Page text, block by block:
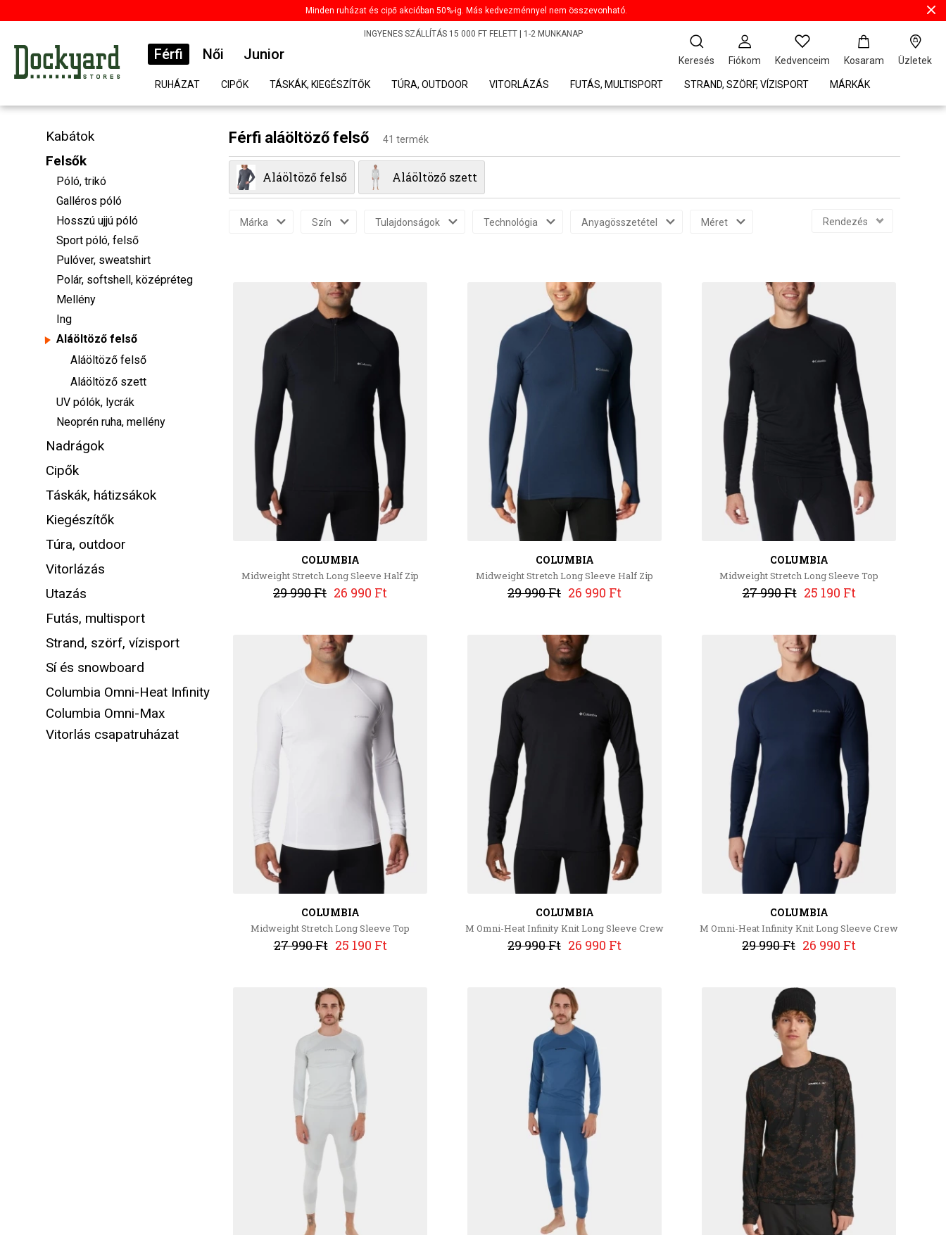
Minden ruházat és cipő akcióban 50%-ig. Más kedvezménnyel nem összevonható.
INGYENES SZÁLLÍTÁS 15 000 FT FELETT | 1-2 MUNKANAP
Férfi Női Junior
RUHÁZAT CIPŐK TÁSKÁK, KIEGÉSZÍTŐK TÚRA, OUTDOOR VITORLÁZÁS FUTÁS, MULTISPORT STRAND, SZÖRF, VÍZISPORT MÁRKÁK
Keresés Fiókom Kedvenceim Kosaram Üzletek
Kabátok
Felsők
Póló, trikó
Galléros póló
Hosszú ujjú póló
Sport póló, felső
Pulóver, sweatshirt
Polár, softshell, középréteg
Mellény
Ing
Aláöltöző felső
Aláöltöző felső
Aláöltöző szett
UV pólók, lycrák
Neoprén ruha, mellény
Nadrágok
Cipők
Táskák, hátizsákok
Kiegészítők
Túra, outdoor
Vitorlázás
Utazás
Futás, multisport
Strand, szörf, vízisport
Sí és snowboard
Columbia Omni-Heat Infinity
Columbia Omni-Max
Vitorlás csapatruházat
Férfi aláöltöző felső 41 termék
Aláöltöző felső Aláöltöző szett
Márka Szín Tulajdonságok Technológia Anyagösszetétel Méret Rendezés
COLUMBIA
Midweight Stretch Long Sleeve Half Zip
29 990 Ft 26 990 Ft
COLUMBIA
Midweight Stretch Long Sleeve Half Zip
29 990 Ft 26 990 Ft
COLUMBIA
Midweight Stretch Long Sleeve Top
27 990 Ft 25 190 Ft
COLUMBIA
Midweight Stretch Long Sleeve Top
27 990 Ft 25 190 Ft
COLUMBIA
M Omni-Heat Infinity Knit Long Sleeve Crew
29 990 Ft 26 990 Ft
COLUMBIA
M Omni-Heat Infinity Knit Long Sleeve Crew
29 990 Ft 26 990 Ft